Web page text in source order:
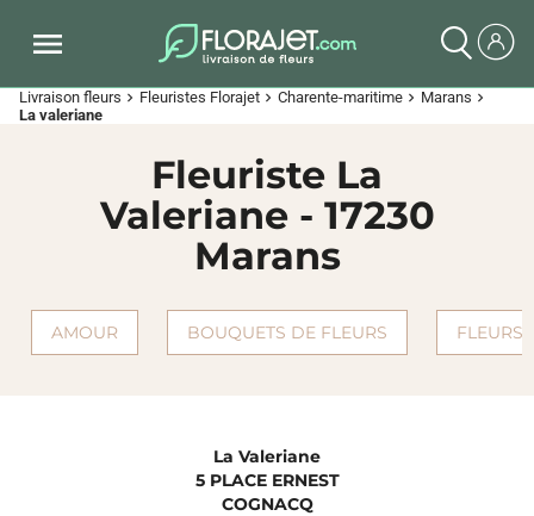
Livraison fleurs chevron_right Fleuristes Florajet chevron_right Charente-maritime chevron_right Marans chevron_right
La valeriane
Fleuriste La
Valeriane - 17230
Marans
AMOUR BOUQUETS DE FLEURS FLEURS
La Valeriane
5 PLACE ERNEST
COGNACQ